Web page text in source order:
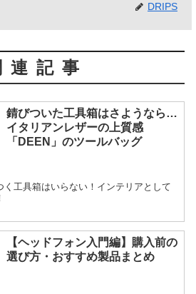
DRIPS
連記事
錆びついた工具箱はさようなら…
イタリアンレザーの上質感
「DEEN」のツールバッグ
く工具箱はいらない！インテリアとして
【ヘッドフォン入門編】購入前の
選び方・おすすめ製品まとめ